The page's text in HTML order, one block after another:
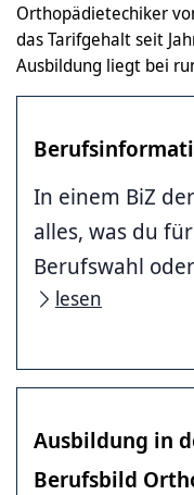
Orthopädietechiker
das Tarifgehalt seit
Ausbildung liegt bei
In einem BiZ
alles, was du
Berufswahl
lesen
Ausbildung in
Berufsbild